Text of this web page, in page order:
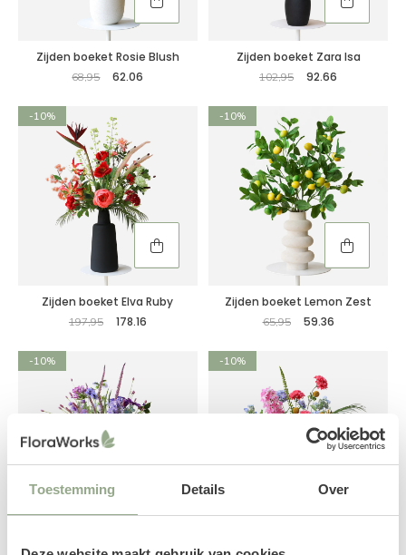
Toestemming Details Over
Zijden boeket Rosie Blush
68,95 62.06
Zijden boeket Zara Isa
102,95 92.66
-10%
Zijden boeket Elva Ruby
197,95 178.16
-10%
Zijden boeket Lemon Zest
65,95 59.36
-10%
Zijden boeket Elin Violet
-10%
Zijden boeket Ayla Haze